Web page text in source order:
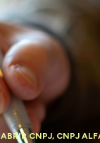
ABRIR CNPJ, CNPJ